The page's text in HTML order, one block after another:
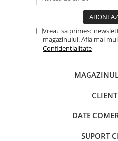
Vreau sa primesc
magazinului. Afla mai
Confidentialitate
DATE
SUPORT